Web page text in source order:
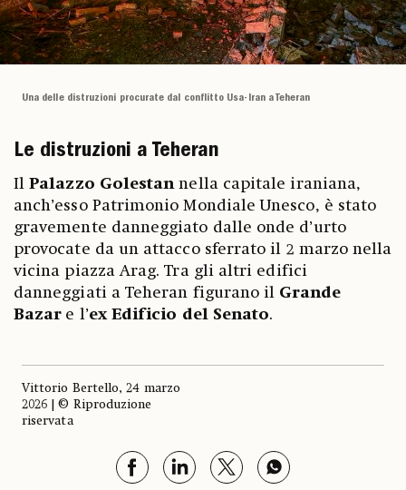
Una delle distruzioni procurate dal conflitto Usa-Iran a Teheran
Le distruzioni a Teheran
IlPalazzo Golestannella capitale iraniana,
anch’esso Patrimonio Mondiale Unesco, è stato
gravemente danneggiato dalle onde d’urto
provocate da un attacco sferrato il 2 marzo nella
vicina piazza Arag. Tra gli altri edifici
danneggiati a Teheran figurano il Grande
Bazare l’ex Edificio del Senato.
Vittorio Bertello, 24 marzo
2026 | © Riproduzione
riservata